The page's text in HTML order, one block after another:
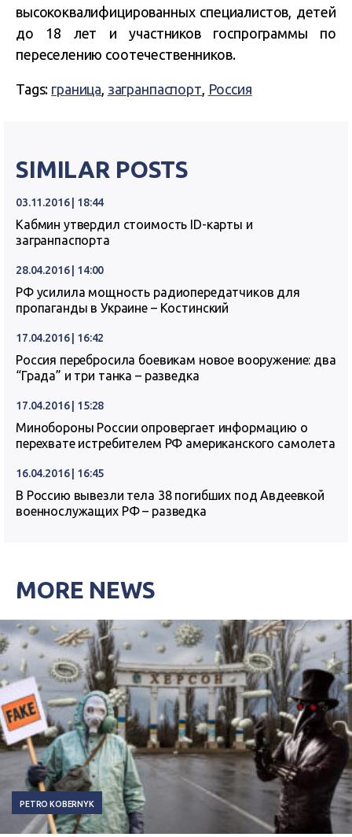
высококвалифицированных специалистов, детей
до 18 лет и участников госпрограммы по
переселению соотечественников.
Tags: граница, загранпаспорт, Россия
SIMILAR POSTS
03.11.2016 | 18:44
Кабмин утвердил стоимость ID-карты и
загранпаспорта
28.04.2016 | 14:00
РФ усилила мощность радиопередатчиков для
пропаганды в Украине – Костинский
17.04.2016 | 16:42
Россия перебросила боевикам новое вооружение: два
“Града” и три танка – разведка
17.04.2016 | 15:28
Минобороны России опровергает информацию о
перехвате истребителем РФ американского самолета
16.04.2016 | 16:45
В Россию вывезли тела 38 погибших под Авдеевкой
военнослужащих РФ – разведка
MORE NEWS
PETRO KOBERNYK